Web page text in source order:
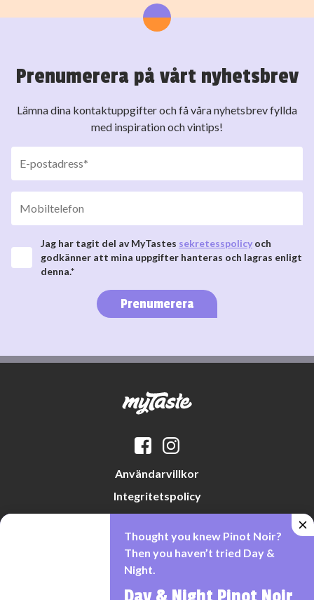
Prenumerera på vårt nyhetsbrev
Lämna dina kontaktuppgifter och få våra nyhetsbrev fyllda
med inspiration och vintips!
Jag har tagit del av MyTastes sekretesspolicy och
godkänner att mina uppgifter hanteras och lagras enligt
denna.*
Prenumerera
Användarvillkor
Integritetspolicy
Cookiepolicy
Thought you knew Pinot Noir?
Then you haven’t tried Day &
Night.